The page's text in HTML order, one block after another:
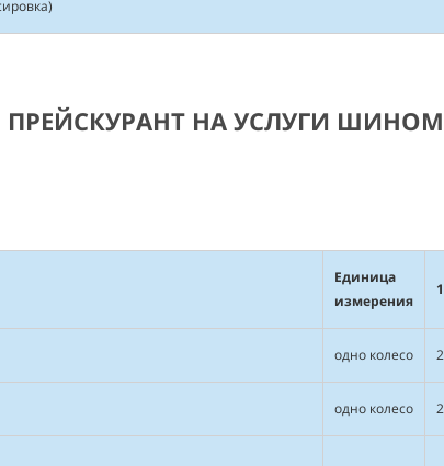
ПРЕЙСКУРАНТ НА УСЛУГИ
Единица
измерения
одно колесо
одно колесо